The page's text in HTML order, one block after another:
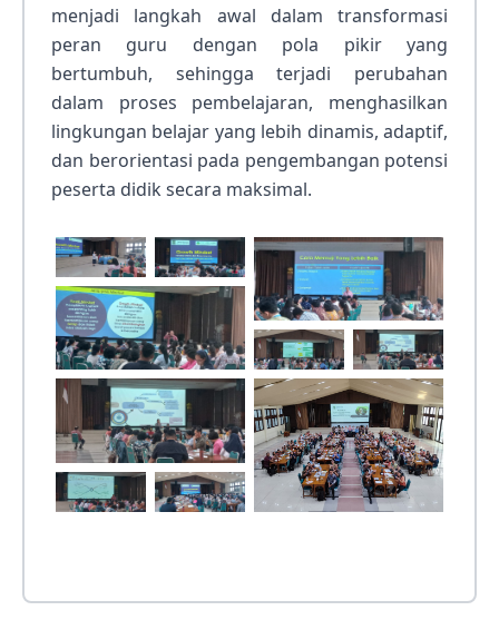
menjadi langkah awal dalam transformasi
peran guru dengan pola pikir yang
bertumbuh, sehingga terjadi perubahan
dalam proses pembelajaran, menghasilkan
lingkungan belajar yang lebih dinamis, adaptif,
dan berorientasi pada pengembangan potensi
peserta didik secara maksimal.